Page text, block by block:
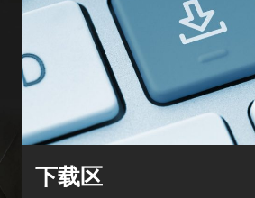
下载区